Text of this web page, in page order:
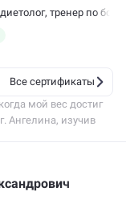
диетолог, тренер по
Все сертификаты
мой вес достиг
Ангелина, изучив